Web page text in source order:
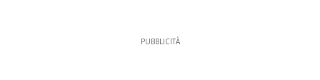
PUBBLICITÀ